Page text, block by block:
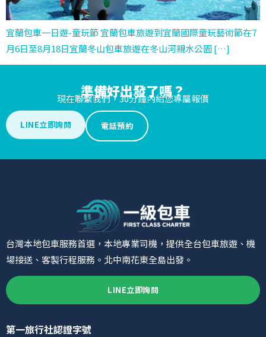
宜蘭包車一日遊-童玩節 宜蘭包車旅遊到宜蘭國際童玩藝術節在7
月6日至8月18日宜蘭冬山包車旅遊在冬山河親水公園 […]
準備好出發了嗎？
現在聯繫我們，30分鐘內給您專屬報價
LINE立即詢問 電話預約
台灣本地包車服務首選，本地專業司機，提供全台包車旅遊、機
場接送、客製行程服務。北中南花東全島出發。
LINE立即詢問
第一旅行社認證字號